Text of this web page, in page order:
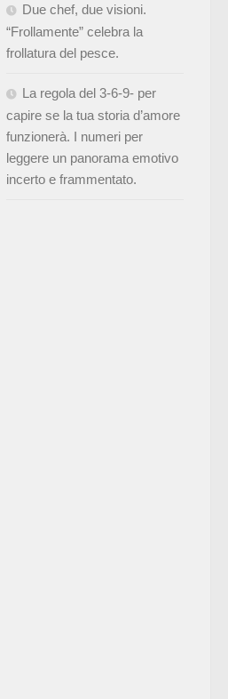
Due chef, due visioni.
“Frollamente” celebra la
frollatura del pesce.
La regola del 3-6-9- per
capire se la tua storia d’amore
funzionerà. I numeri per
leggere un panorama emotivo
incerto e frammentato.